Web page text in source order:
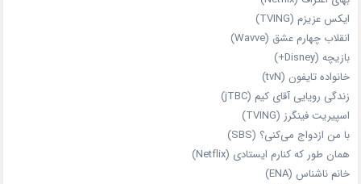
ایکس عزیزم (TVING)
انقلاب چهارم عشق (Wavve)
بازیچه (Disney+)
خانواده تایفون (tvN)
زندگی رویایی آقای کیم (jTBC)
اسپیریت فینگرز (TVING)
با من ازدواج می‌کنی؟ (SBS)
همان‌ طور که کنارم ایستادی (Netflix)
خانم ناشناس (ENA)